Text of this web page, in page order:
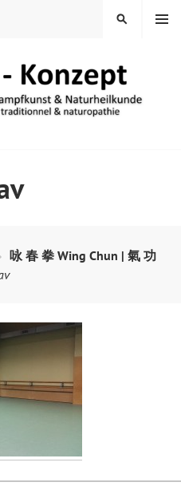
MENU
SEARCH
咏 春 拳 Wing Chun | 氣 功